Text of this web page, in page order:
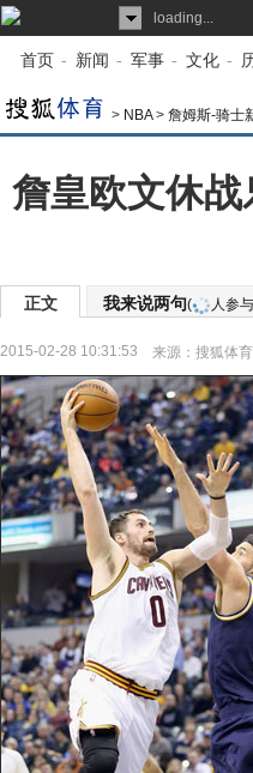
loading...
首页 - 新闻 - 军事 - 文化 -
> NBA> 詹姆斯-骑士
詹皇欧文休
正文 我来说两句( 人参
2015-02-28 10:31:53 来源： 搜狐体育